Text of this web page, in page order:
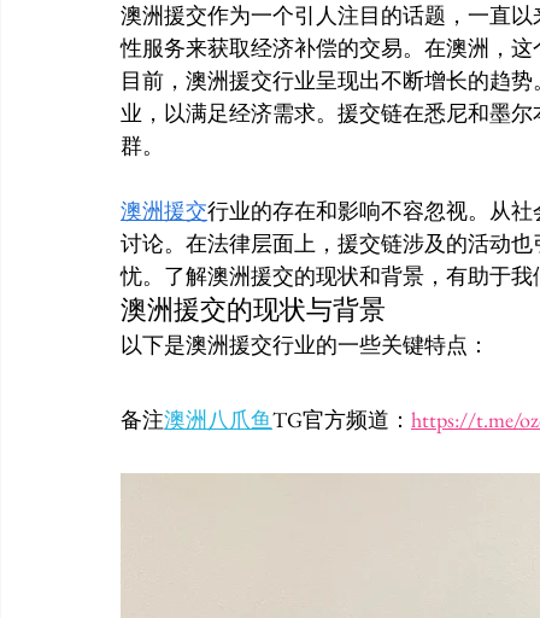
澳洲援交作为一个引人注目的话题，一直
性服务来获取经济补偿的交易。在澳洲，
目前，澳洲援交行业呈现出不断增长的趋
业，以满足经济需求。援交链在悉尼和墨
群。
澳洲援交行业的存在和影响不容忽视。从
讨论。在法律层面上，援交链涉及的活动
忧。了解澳洲援交的现状和背景，有助于
澳洲援交的现状与背景
以下是澳洲援交行业的一些关键特点：
备注澳洲八爪鱼TG官方频道： https://t.me/